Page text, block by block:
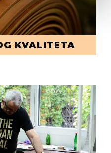
KVALITETA